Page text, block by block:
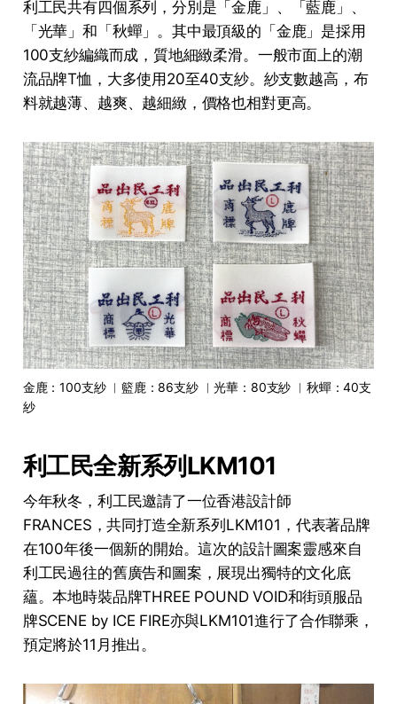
利工民共有四個系列，分別是「金鹿」、「藍鹿」、
「光華」和「秋蟬」。其中最頂級的「金鹿」是採用
100支紗編織而成，質地細緻柔滑。一般市面上的潮
流品牌T恤，大多使用20至40支紗。紗支數越高，布
料就越薄、越爽、越細緻，價格也相對更高。
金鹿：100支紗 ︳籃鹿：86支紗 ︳光華：80支紗 ︳秋蟬：40支
紗
利工民全新系列LKM101
今年秋冬，利工民邀請了一位香港設計師
FRANCES，共同打造全新系列LKM101，代表著品牌
在100年後一個新的開始。這次的設計圖案靈感來自
利工民過往的舊廣告和圖案，展現出獨特的文化底
蘊。本地時裝品牌THREE POUND VOID和街頭服品
牌SCENE by ICE FIRE亦與LKM101進行了合作聯乘，
預定將於11月推出。